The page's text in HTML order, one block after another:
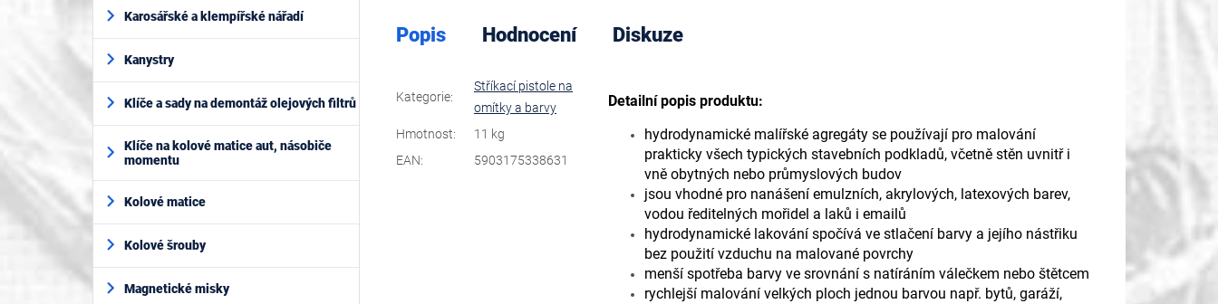
Karosářské a klempířské nářadí
Kanystry
Klíče a sady na demontáž olejových filtrů
Klíče na kolové matice aut, násobiče
momentu
Kolové matice
Kolové šrouby
Magnetické misky
Popis Hodnocení Diskuze
Detailní popis produktu:
hydrodynamické malířské agregáty se používají pro malování
prakticky všech typických stavebních podkladů, včetně stěn uvnitř i
vně obytných nebo průmyslových budov
jsou vhodné pro nanášení emulzních, akrylových, latexových barev,
vodou ředitelných mořidel a laků i emailů
hydrodynamické lakování spočívá ve stlačení barvy a jejího nástřiku
bez použití vzduchu na malované povrchy
menší spotřeba barvy ve srovnání s natíráním válečkem nebo štětcem
rychlejší malování velkých ploch jednou barvou např. bytů, garáží,
Kategorie:
Stříkací pistole na
omítky a barvy
Hmotnost:
11 kg
EAN: 5903175338631